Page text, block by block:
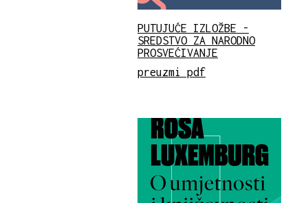
PUTUJUĆE IZLOŽBE -
SREDSTVO ZA NARODNO
PROSVEĆIVANJE
preuzmi pdf